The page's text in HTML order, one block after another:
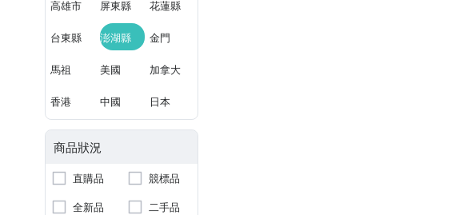
高雄市 屏東縣 花蓮縣
台東縣 澎湖縣 金門
馬祖 美國 加拿大
香港 中國 日本
商品狀況
直購品
競標品
全新品
二手品